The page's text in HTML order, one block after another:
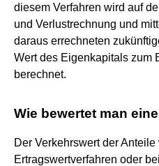
diesem Verfahren wird auf
und Verlustrechnung und
daraus errechneten
Wert des Eigenkapitals zum
berechnet.
Wie bewertet man
Der Verkehrswert der
Ertragswertverfahren oder